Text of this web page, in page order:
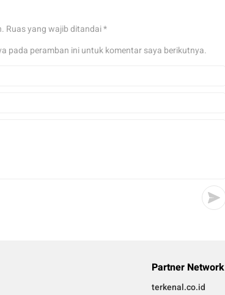
Ruas yang wajib ditandai*
pada peramban ini untuk komentar saya berikutnya.
Partner Network
terkenal.co.id